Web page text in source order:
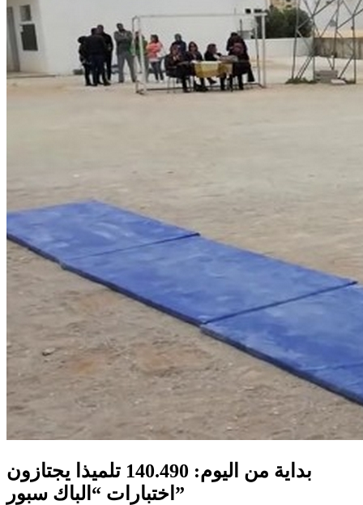
بداية من اليوم: 140.490 تلميذا يجتازون
اختبارات “الباك سبور”